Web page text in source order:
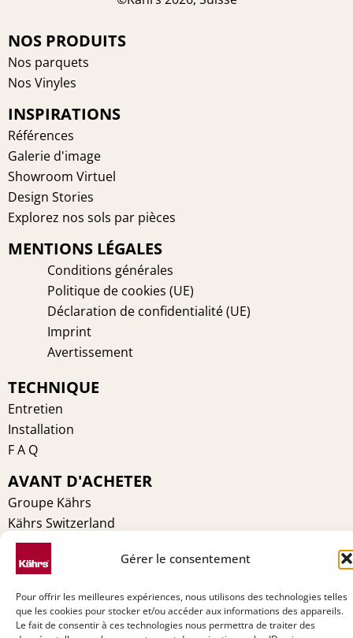
Gérer le consentement
Pour offrir les meilleures expériences, nous utilisons des technologies telles
que les cookies pour stocker et/ou accéder aux informations des appareils.
Le fait de consentir à ces technologies nous permettra de traiter des
e
k
NOS PRODUITS
Nos parquets
Nos Vinyles
INSPIRATIONS
Références
Galerie d'image
Showroom Virtuel
Design Stories
Explorez nos sols par pièces
MENTIONS LÉGALES
Conditions générales
Politique de cookies (UE)
Déclaration de confidentialité (UE)
Imprint
Avertissement
TECHNIQUE
Entretien
Installation
F A Q
AVANT D'ACHETER
Groupe Kährs
Kährs Switzerland
Environnement
Certifications
Contact